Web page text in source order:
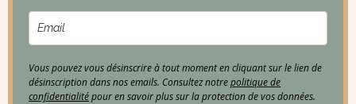
Vous pouvez vous désinscrire à tout moment en cliquant sur le lien de
désinscription dans nos emails. Consultez notrepolitique de
confidentialitépour en savoir plus sur la protection de vos données.